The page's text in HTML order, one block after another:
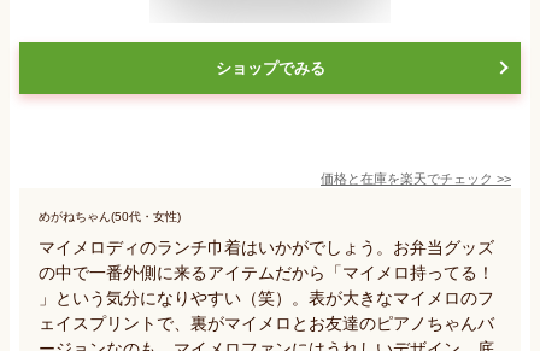
ショップでみる
価格と在庫を楽天でチェック >>
めがねちゃん(50代・女性)
マイメロディのランチ巾着はいかがでしょう。お弁当グッズ
の中で一番外側に来るアイテムだから「マイメロ持ってる！
」という気分になりやすい（笑）。表が大きなマイメロのフ
ェイスプリントで、裏がマイメロとお友達のピアノちゃんバ